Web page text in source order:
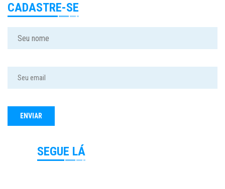
CADASTRE-SE
SEGUE LÁ